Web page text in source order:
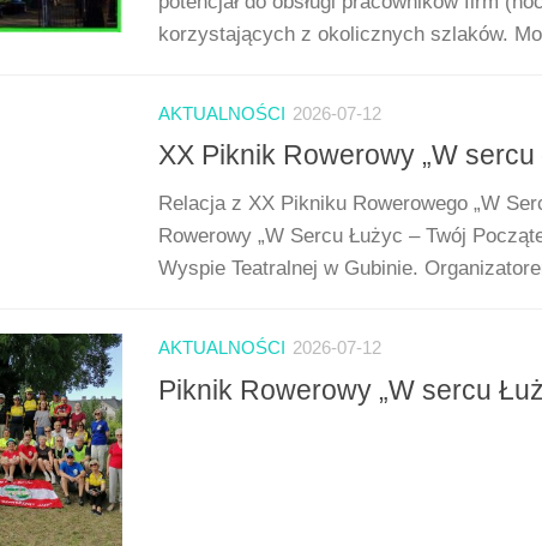
korzystających z okolicznych szlaków.
AKTUALNOŚCI 2026-07-12
XX Piknik Rowerowy „W
Relacja z XX Pikniku Rowerowego „W
Rowerowy „W Sercu Łużyc – Twój
Wyspie Teatralnej w Gubinie.
AKTUALNOŚCI 2026-07-12
Piknik Rowerowy „W sercu